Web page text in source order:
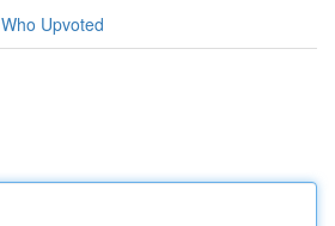
Who Upvoted